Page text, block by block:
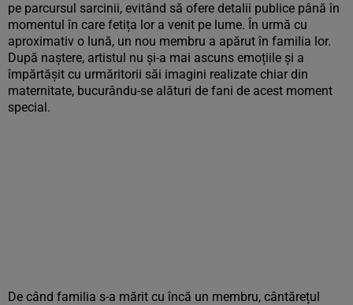
pe parcursul sarcinii, evitând să ofere detalii publice până în
momentul în care fetița lor a venit pe lume. În urmă cu
aproximativ o lună, un nou membru a apărut în familia lor.
După naștere, artistul nu și-a mai ascuns emoțiile și a
împărtășit cu urmăritorii săi imagini realizate chiar din
maternitate, bucurându-se alături de fani de acest moment
special.
De când familia s-a mărit cu încă un membru, cântărețul